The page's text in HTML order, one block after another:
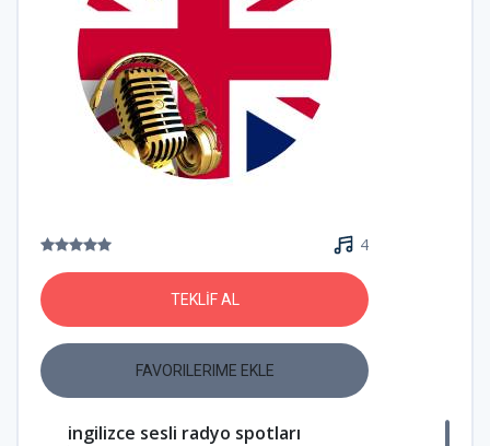
4
TEKLİF AL
FAVORILERIME EKLE
ingilizce sesli radyo spotları